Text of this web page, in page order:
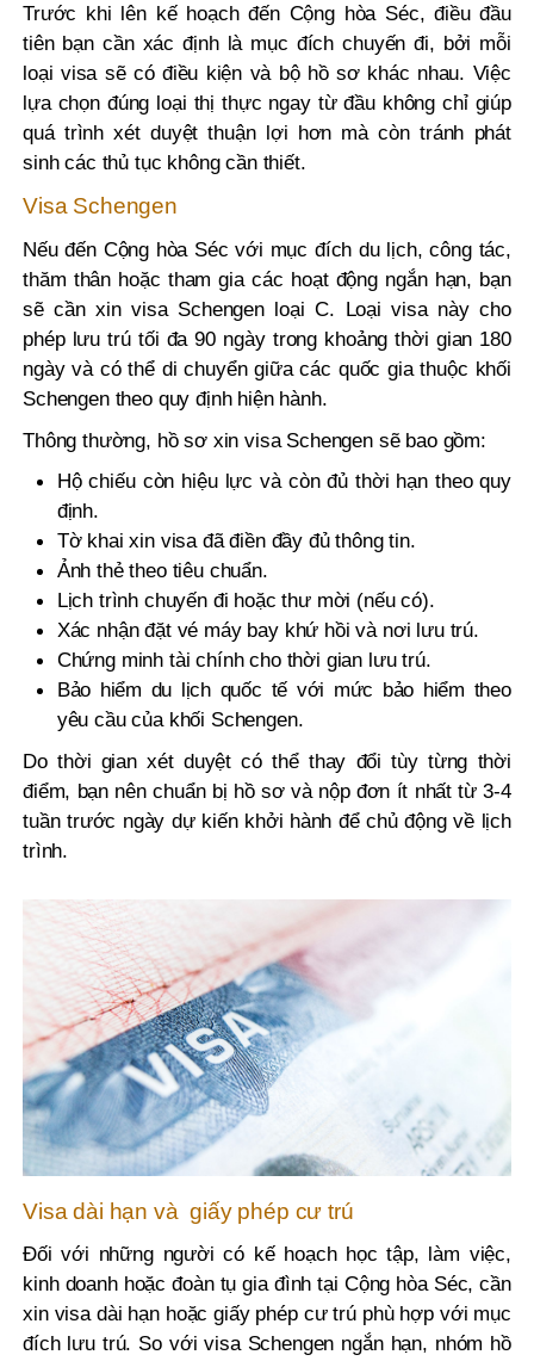
Trước khi lên kế hoạch đến Cộng hòa Séc, điều đầu
tiên bạn cần xác định là mục đích chuyến đi, bởi mỗi
loại visa sẽ có điều kiện và bộ hồ sơ khác nhau. Việc
lựa chọn đúng loại thị thực ngay từ đầu không chỉ giúp
quá trình xét duyệt thuận lợi hơn mà còn tránh phát
sinh các thủ tục không cần thiết.
Visa Schengen
Nếu đến Cộng hòa Séc với mục đích du lịch, công tác,
thăm thân hoặc tham gia các hoạt động ngắn hạn, bạn
sẽ cần xin visa Schengen loại C. Loại visa này cho
phép lưu trú tối đa 90 ngày trong khoảng thời gian 180
ngày và có thể di chuyển giữa các quốc gia thuộc khối
Schengen theo quy định hiện hành.
Thông thường, hồ sơ xin visa Schengen sẽ bao gồm:
Hộ chiếu còn hiệu lực và còn đủ thời hạn theo quy
định.
Tờ khai xin visa đã điền đầy đủ thông tin.
Ảnh thẻ theo tiêu chuẩn.
Lịch trình chuyến đi hoặc thư mời (nếu có).
Xác nhận đặt vé máy bay khứ hồi và nơi lưu trú.
Chứng minh tài chính cho thời gian lưu trú.
Bảo hiểm du lịch quốc tế với mức bảo hiểm theo
yêu cầu của khối Schengen.
Do thời gian xét duyệt có thể thay đổi tùy từng thời
điểm, bạn nên chuẩn bị hồ sơ và nộp đơn ít nhất từ 3-4
tuần trước ngày dự kiến khởi hành để chủ động về lịch
trình.
Visa dài hạn và giấy phép cư trú
Đối với những người có kế hoạch học tập, làm việc,
kinh doanh hoặc đoàn tụ gia đình tại Cộng hòa Séc, cần
xin visa dài hạn hoặc giấy phép cư trú phù hợp với mục
đích lưu trú. So với visa Schengen ngắn hạn, nhóm hồ